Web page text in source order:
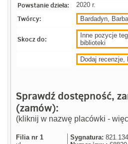
Powstanie dzieła: 2020 r.
Twórcy: Bardadyn,
Skocz do:
Inne pozycje
biblioteki
Dodaj recenzje,
Sprawdź dostępność,
(zamów):
(kliknij w nazwę placówki -
Filia nr 1
Sygnatura: